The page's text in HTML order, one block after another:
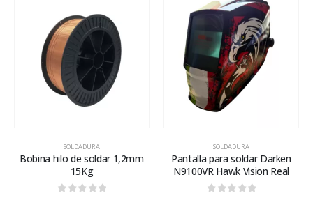
SOLDADURA
Bobina hilo de soldar 1,2mm
15Kg
SOLDADURA
Pantalla para soldar Darken
N9100VR Hawk Vision Real